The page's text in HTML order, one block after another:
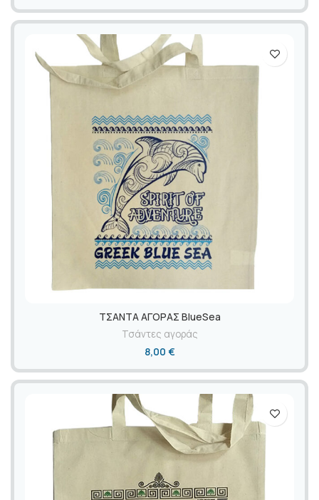
ΤΣΑΝΤΑ ΑΓΟΡΑΣ BlueSea
Τσάντες αγοράς
8,00 €